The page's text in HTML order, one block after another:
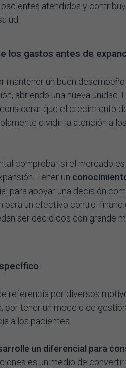
atendidos y
los gastos antes de
mantener un buen
abriendo una nueva unidad.
que el crecimiento
dividir la atención a
comprobar si el mercado
Tener un
para apoyar una decisión
para un efectivo control
ser decididos con grande
referencia por diversos
por tener un modelo de
a los pacientes.
un diferencial para
es un medio de